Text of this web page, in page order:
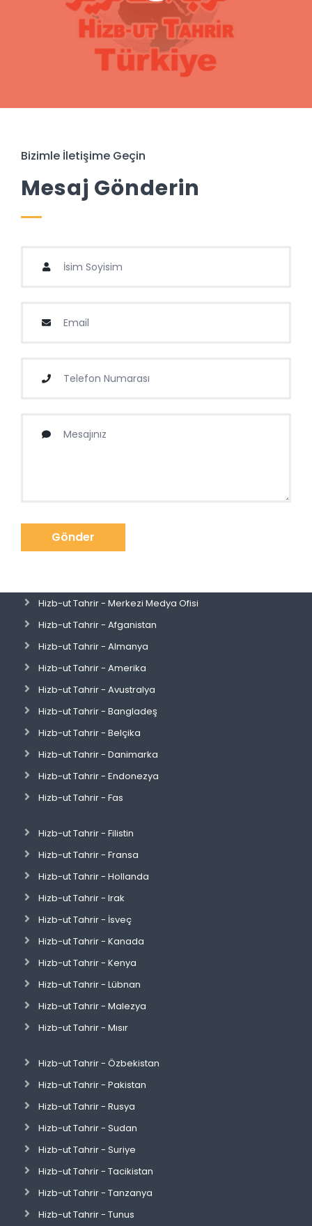
Bizimle İletişime Geçin
Mesaj Gönderin
Gönder
Hizb-ut Tahrir - Merkezi Medya Ofisi
Hizb-ut Tahrir - Afganistan
Hizb-ut Tahrir - Almanya
Hizb-ut Tahrir - Amerika
Hizb-ut Tahrir - Avustralya
Hizb-ut Tahrir - Bangladeş
Hizb-ut Tahrir - Belçika
Hizb-ut Tahrir - Danimarka
Hizb-ut Tahrir - Endonezya
Hizb-ut Tahrir - Fas
Hizb-ut Tahrir - Filistin
Hizb-ut Tahrir - Fransa
Hizb-ut Tahrir - Hollanda
Hizb-ut Tahrir - Irak
Hizb-ut Tahrir - İsveç
Hizb-ut Tahrir - Kanada
Hizb-ut Tahrir - Kenya
Hizb-ut Tahrir - Lübnan
Hizb-ut Tahrir - Malezya
Hizb-ut Tahrir - Mısır
Hizb-ut Tahrir - Özbekistan
Hizb-ut Tahrir - Pakistan
Hizb-ut Tahrir - Rusya
Hizb-ut Tahrir - Sudan
Hizb-ut Tahrir - Suriye
Hizb-ut Tahrir - Tacikistan
Hizb-ut Tahrir - Tanzanya
Hizb-ut Tahrir - Tunus